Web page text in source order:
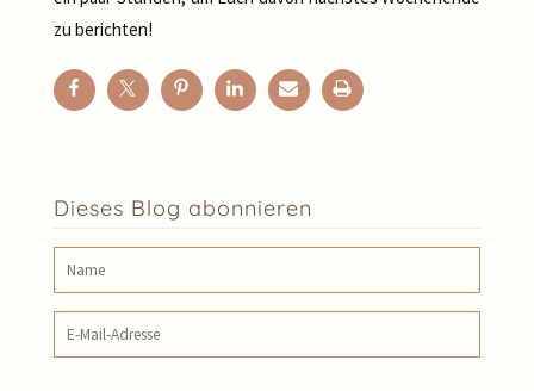
zu berichten!
Dieses Blog abonnieren